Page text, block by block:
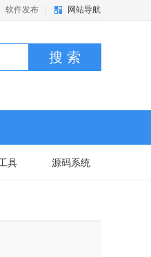
软件发布 网站导航
搜 索
具 源码系统